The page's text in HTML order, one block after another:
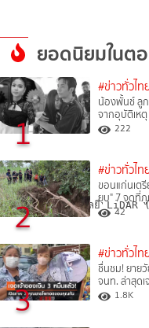
บร่วมกับเทคโนโลยี
ยอดนิยมในต
1
#ข่าวทั่วไท
น้องพั้นช์ ลู
จากอุบัติเหตุ
222
2
#ข่าวทั่วไท
ขอนแก่นเต
ยุบ" 7 จุดที่ภู
42
3
#ข่าวทั่วไท
ชื่นชม! ยายวั
จนท. ล่าสุดเ
1.8K